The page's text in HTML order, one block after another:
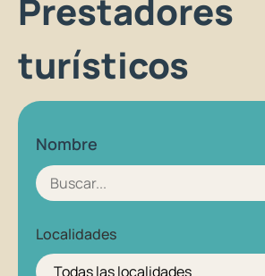
Prestadores
turísticos
Nombre
Localidades